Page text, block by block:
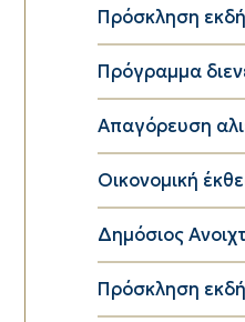
Πρόσκληση
Πρόγραμμα
Απαγόρευση
Οικονομική
Δημόσιος
Πρόσκληση